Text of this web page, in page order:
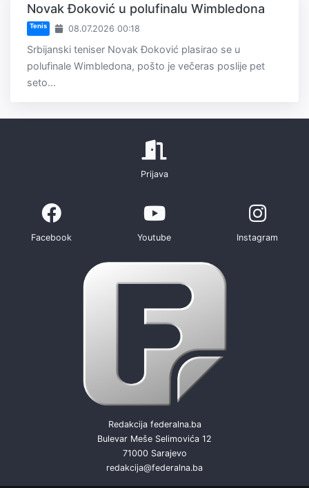
Novak Đoković u polufinalu Wimbledona
Tenis 08.07.2026 00:18
Srbijanski teniser Novak Đoković plasirao se u
polufinale Wimbledona, pošto je večeras poslije pet
seto...
Prijava
Facebook Youtube Instagram
Redakcija federalna.ba
Bulevar Meše Selimovića 12
71000 Sarajevo
redakcija@federalna.ba